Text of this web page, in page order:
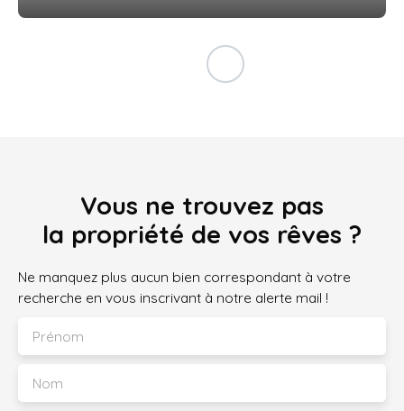
Vous ne trouvez pas
la propriété de vos rêves ?
Ne manquez plus aucun bien correspondant à votre
recherche en vous inscrivant à notre alerte mail !
Prénom
Nom